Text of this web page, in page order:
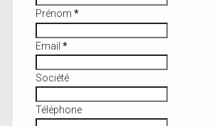
Prénom *
Email *
Société
Téléphone